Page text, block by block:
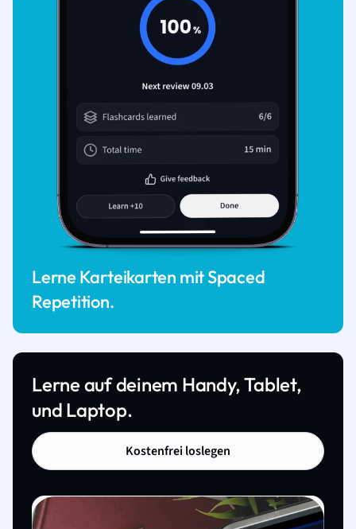
Lerne Karteikarten mit Spaced
Repetition.
Lerne auf deinem Handy, Tablet,
und Laptop.
Kostenfrei loslegen